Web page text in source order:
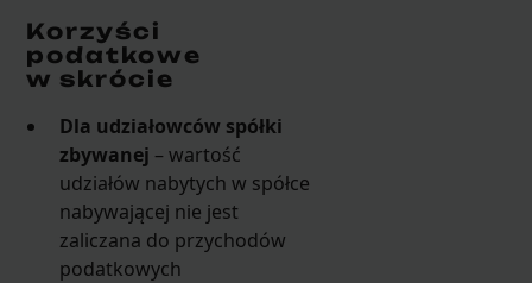
Korzyści
podatkowe
w skrócie
Dla udziałowców spółki
zbywanej – wartość
udziałów nabytych w spółce
nabywającej nie jest
zaliczana do przychodów
podatkowych